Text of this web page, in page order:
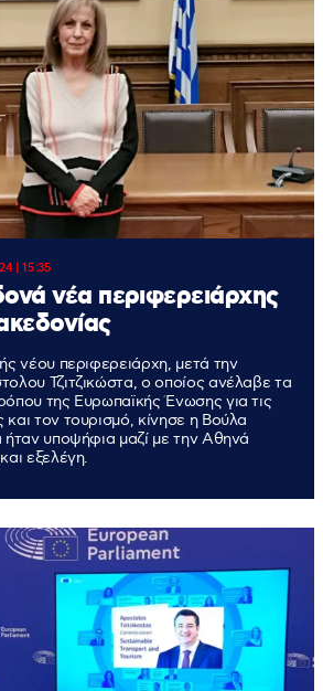
| 15:35
νέα περιφερειάρχης
νέου περιφερειάρχη, μετά την
Τζιτζικώστα, ο οποίος ανέλαβε τα
της Ευρωπαϊκής Ένωσης για τις
τον τουρισμό, κίνησε η Βούλα
ήταν υποψήφια μαζί με την Αθηνά
εξελέγη.